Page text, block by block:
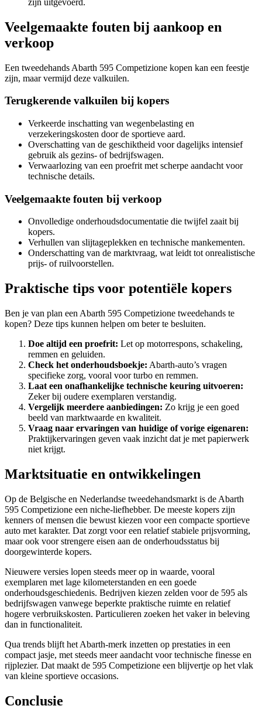
Veelgemaakte fouten bij aankoop en
verkoop
Een tweedehands Abarth 595 Competizione kopen kan een feestje
zijn, maar vermijd deze valkuilen.
Terugkerende valkuilen bij kopers
Verkeerde inschatting van wegenbelasting en
verzekeringskosten door de sportieve aard.
Overschatting van de geschiktheid voor dagelijks intensief
gebruik als gezins- of bedrijfswagen.
Verwaarlozing van een proefrit met scherpe aandacht voor
technische details.
Veelgemaakte fouten bij verkoop
Onvolledige onderhoudsdocumentatie die twijfel zaait bij
kopers.
Verhullen van slijtageplekken en technische mankementen.
Onderschatting van de marktvraag, wat leidt tot onrealistische
prijs- of ruilvoorstellen.
Praktische tips voor potentiële kopers
Ben je van plan een Abarth 595 Competizione tweedehands te
kopen? Deze tips kunnen helpen om beter te besluiten.
Doe altijd een proefrit: Let op motorrespons, schakeling,
remmen en geluiden.
Check het onderhoudsboekje: Abarth-auto’s vragen
specifieke zorg, vooral voor turbo en remmen.
Laat een onafhankelijke technische keuring uitvoeren:
Zeker bij oudere exemplaren verstandig.
Vergelijk meerdere aanbiedingen: Zo krijg je een goed
beeld van marktwaarde en kwaliteit.
Vraag naar ervaringen van huidige of vorige eigenaren:
Praktijkervaringen geven vaak inzicht dat je met papierwerk
niet krijgt.
Marktsituatie en ontwikkelingen
Op de Belgische en Nederlandse tweedehandsmarkt is de Abarth
595 Competizione een niche-liefhebber. De meeste kopers zijn
kenners of mensen die bewust kiezen voor een compacte sportieve
auto met karakter. Dat zorgt voor een relatief stabiele prijsvorming,
maar ook voor strengere eisen aan de onderhoudsstatus bij
doorgewinterde kopers.
Nieuwere versies lopen steeds meer op in waarde, vooral
exemplaren met lage kilometerstanden en een goede
onderhoudsgeschiedenis. Bedrijven kiezen zelden voor de 595 als
bedrijfswagen vanwege beperkte praktische ruimte en relatief
hogere verbruikskosten. Particulieren zoeken het vaker in beleving
dan in functionaliteit.
Qua trends blijft het Abarth-merk inzetten op prestaties in een
compact jasje, met steeds meer aandacht voor technische finesse en
rijplezier. Dat maakt de 595 Competizione een blijvertje op het vlak
van kleine sportieve occasions.
Conclusie